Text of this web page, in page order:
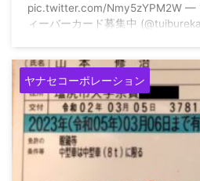
pic.twitter.com/Nmy5zYPM2W —
ィーバーカード募集中
ヤナセコーポレーション